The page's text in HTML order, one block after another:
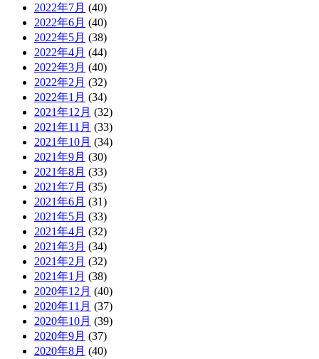
2022年7月 (40)
2022年6月 (40)
2022年5月 (38)
2022年4月 (44)
2022年3月 (40)
2022年2月 (32)
2022年1月 (34)
2021年12月 (32)
2021年11月 (33)
2021年10月 (34)
2021年9月 (30)
2021年8月 (33)
2021年7月 (35)
2021年6月 (31)
2021年5月 (33)
2021年4月 (32)
2021年3月 (34)
2021年2月 (32)
2021年1月 (38)
2020年12月 (40)
2020年11月 (37)
2020年10月 (39)
2020年9月 (37)
2020年8月 (40)